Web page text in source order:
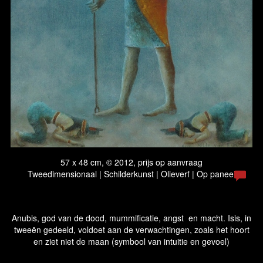
57 x 48 cm, © 2012, prijs op aanvraag
Tweedimensionaal | Schilderkunst | Olieverf | Op paneel
Anubis, god van de dood, mummificatie, angst en macht. Isis, in
tweeën gedeeld, voldoet aan de verwachtingen, zoals het hoort
en ziet niet de maan (symbool van intuitie en gevoel)